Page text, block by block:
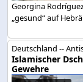
Georgina
„gesund“ auf
Deutschland --
Islamischer
Gewehre